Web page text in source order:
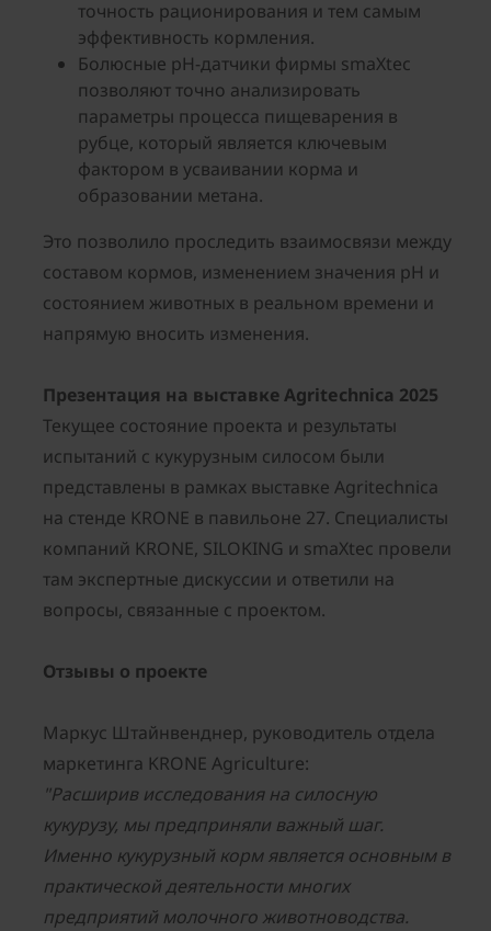
точность рационирования и тем самым
эффективность кормления.
Болюсные pH-датчики фирмы smaXtec
позволяют точно анализировать
параметры процесса пищеварения в
рубце, который является ключевым
фактором в усваивании корма и
образовании метана.
Это позволило проследить взаимосвязи между
составом кормов, изменением значения pH и
состоянием животных в реальном времени и
напрямую вносить изменения.
Презентация на выставке Agritechnica 2025
Текущее состояние проекта и результаты
испытаний с кукурузным силосом были
представлены в рамках выставке Agritechnica
на стенде KRONE в павильоне 27. Специалисты
компаний KRONE, SILOKING и smaXtec провели
там экспертные дискуссии и ответили на
вопросы, связанные с проектом.
Отзывы о проекте
Маркус Штайнвенднер, руководитель отдела
маркетинга KRONE Agriculture:
"Расширив исследования на силосную
кукурузу, мы предприняли важный шаг.
Именно кукурузный корм является основным в
практической деятельности многих
предприятий молочного животноводства.